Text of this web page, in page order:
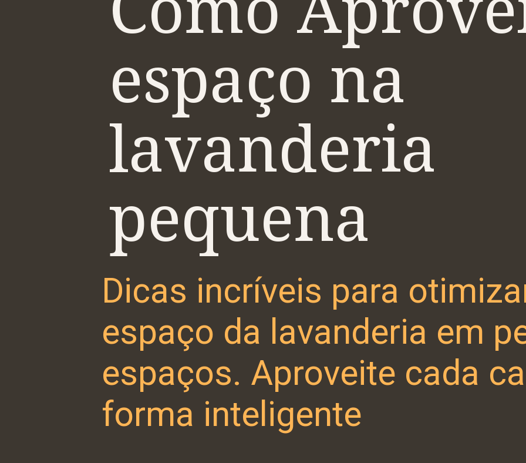
espaço na
lavanderia
pequena
Dicas incríveis para
espaço da lavanderia em
espaços. Aproveite cada
forma inteligente